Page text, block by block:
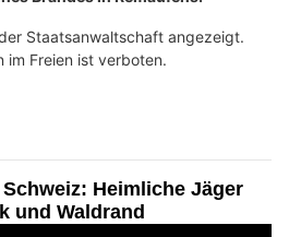
Staatsanwaltschaft angezeigt.
im Freien ist verboten.
Heimliche Jäger
und Waldrand